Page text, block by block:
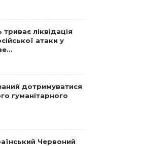
ліквідація
атаки у
дотримуватися
гуманітарного
Червоний